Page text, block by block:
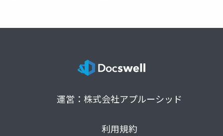
運営：株式会社アプルーシッド
利用規約